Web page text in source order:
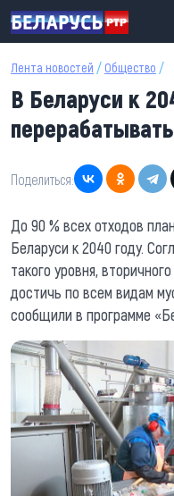
Перейти к основному
Лента новостей / Общество /
В Беларуси к
Поделиться:
До 90 % всех отходов
Беларуси к 2040 году.
такого уровня,
достичь по всем видам
сообщили в программе